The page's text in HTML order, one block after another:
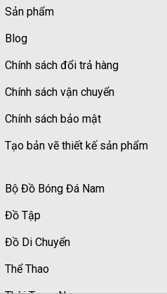
Sản phẩm
Blog
Chính sách đổi trả hàng
Chính sách vận chuyển
Chính sách bảo mật
Tạo bản vẽ thiết kế sản phẩm
Bộ Đồ Bóng Đá Nam
Đồ Tập
Đồ Di Chuyển
Thể Thao